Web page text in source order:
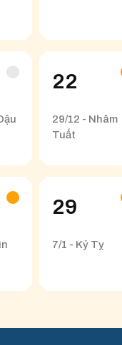
22
29/12 - Nhâm
Tuất
29
7/1 - Kỷ Tỵ